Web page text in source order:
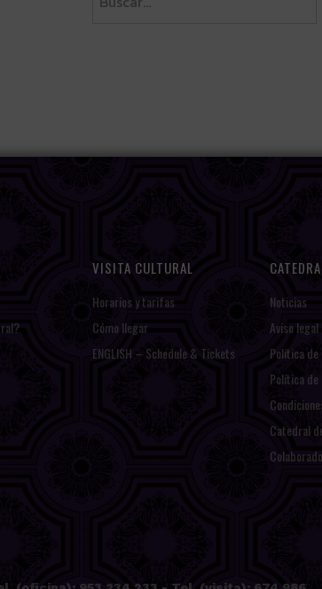
VISITA CULTURAL
Horarios y tarifas
Cómo llegar
ENGLISH – Schedule & Tickets
Noticias
Aviso legal
Política de
Política
Catedral